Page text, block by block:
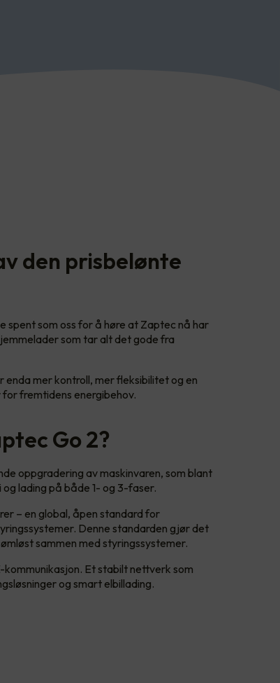
den prisbelønte
spent som oss for å høre at Zaptec nå har
som tar alt det gode fra
mer kontroll, mer fleksibilitet og en
fremtidens energibehov.
Go 2?
oppgradering av maskinvaren, som blant
lading på både 1- og 3-faser.
– en global, åpen standard for
Denne standarden gjør det
sammen med styringssystemer.
Et stabilt nettverk som
og smart elbillading.